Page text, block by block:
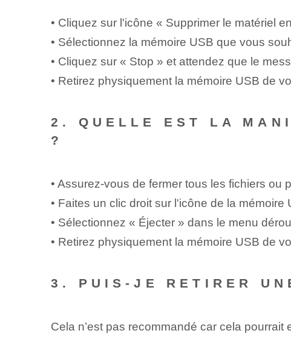
• Cliquez sur l'icône « Supprimer le matériel
• Sélectionnez la mémoire USB que vous
• Cliquez ⁤sur « Stop »⁢ et attendez ⁣que le
• Retirez physiquement la mémoire USB de
2. QUELLE EST LA
?
• Assurez-vous de fermer tous les fichiers ou
• Faites un clic droit‌ sur l'icône de la mémoire
• Sélectionnez « Éjecter » dans le menu
• Retirez physiquement la mémoire USB de
3. PUIS-JE RETIRER
Cela n’est pas recommandé car cela